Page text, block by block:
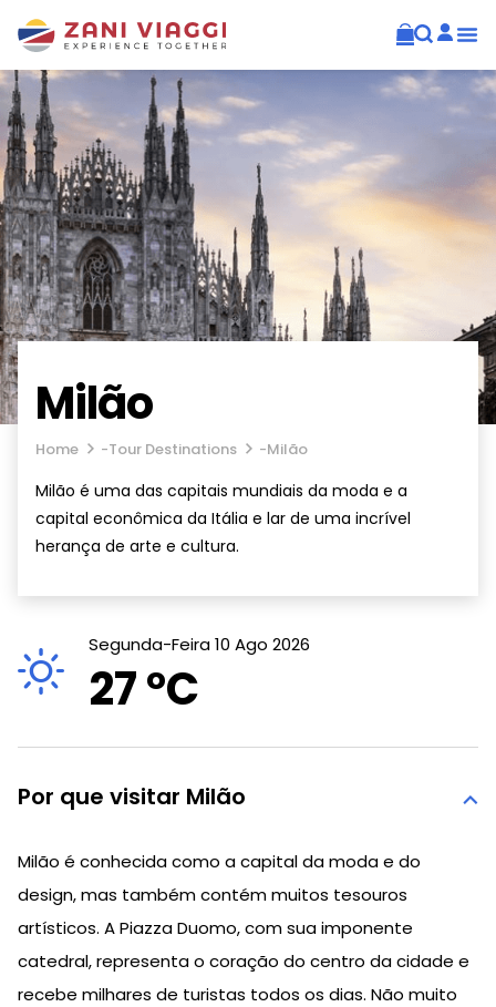
Milão
Home -Tour Destinations -Milão
Milão é uma das capitais mundiais da moda e a
capital econômica da Itália e lar de uma incrível
herança de arte e cultura.
Segunda-Feira 10 Ago 2026
27 °C
Por que visitar Milão
Milão é conhecida como a capital da moda e do
design, mas também contém muitos tesouros
artísticos. A Piazza Duomo, com sua imponente
catedral, representa o coração do centro da cidade e
recebe milhares de turistas todos os dias. Não muito